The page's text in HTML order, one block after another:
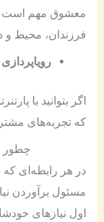
معشوق مهم است
فرزندان، محیط و
اگر بتوانید با
که تجربه‌های
چطور
در هر رابطه‌ای که
مسئول برآوردن
اول نیازهای